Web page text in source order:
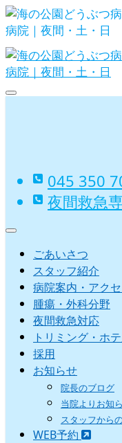
Skip
to
content
区の犬・猫
045 350
夜間救急
ごあいさつ
スタッフ紹介
病院案内・アク
腫瘍・外科分野
夜間救急対応
トリミング・ホ
採用
お知らせ
院長のブログ
当院よりお知
スタッフから
WEB予約